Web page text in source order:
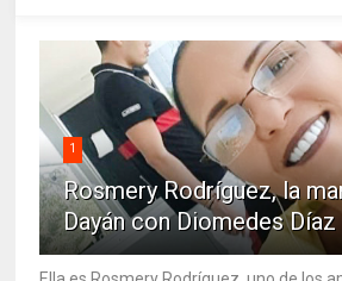
1
Rosmery Rodríguez, la
Dayán con Diomedes Díaz